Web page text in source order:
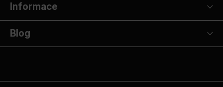
Informace
Blog